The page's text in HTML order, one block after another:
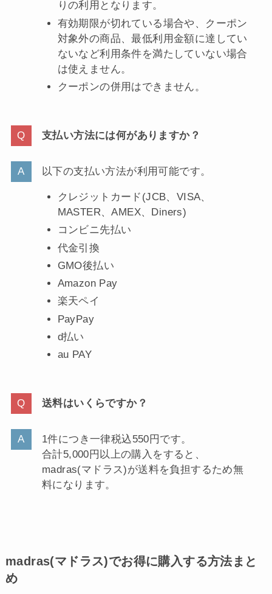
りの利用となります。
有効期限が切れている場合や、クーポン
対象外の商品、最低利用金額に達してい
ないなど利用条件を満たしていない場合
は使えません。
クーポンの併用はできません。
支払い方法には何がありますか？
以下の支払い方法が利用可能です。
クレジットカード(JCB、VISA、
MASTER、AMEX、Diners)
コンビニ先払い
代金引換
GMO後払い
Amazon Pay
楽天ペイ
PayPay
d払い
au PAY
送料はいくらですか？
1件につき一律税込550円です。
合計5,000円以上の購入をすると、
madras(マドラス)が送料を負担するため無
料になります。
madras(マドラス)でお得に購入する方法まと
め